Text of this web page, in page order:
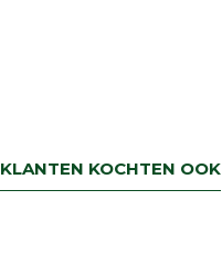
KLANTEN KOCHTEN OOK